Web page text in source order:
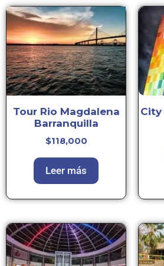
Tour Rio Magdalena
Barranquilla
$118,000
Leer más
City